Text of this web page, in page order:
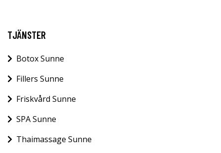
TJÄNSTER
Botox Sunne
Fillers Sunne
Friskvård Sunne
SPA Sunne
Thaimassage Sunne